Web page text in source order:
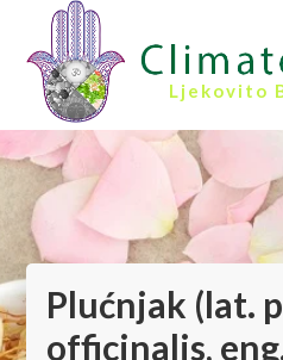
Ljekovito
Plućnjak (lat.
officinalis,